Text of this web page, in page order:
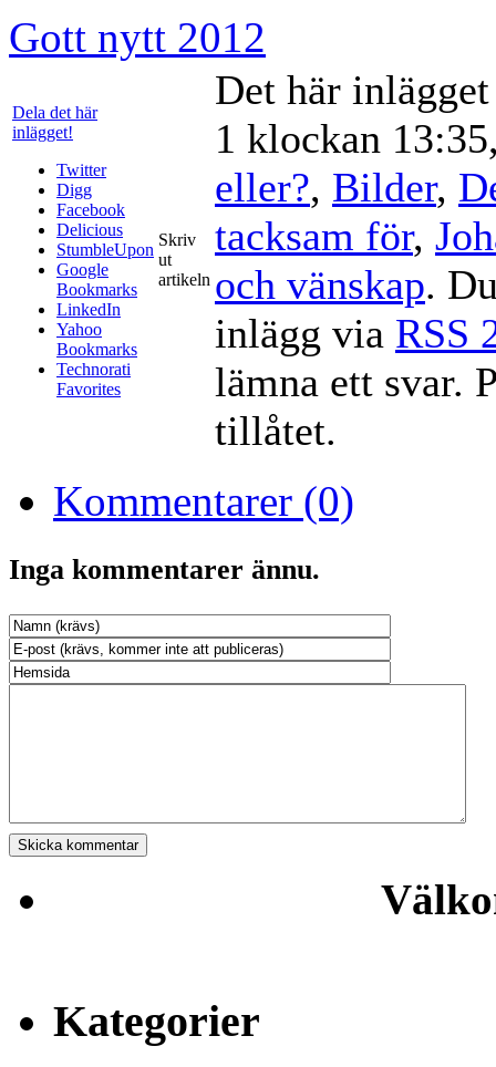
Gott nytt 2012
Dela det här
inlägget!
Twitter
Digg
Facebook
Delicious
StumbleUpon
Google
Bookmarks
LinkedIn
Yahoo
Bookmarks
Technorati
Favorites
Skriv
ut
artikeln
Det här
1 klockan
eller?, Bilder,
tacksam för,
och vänskap.
inlägg via RSS
lämna ett svar.
tillåtet.
Kommentarer (0)
Inga kommentarer ännu.
Kategorier